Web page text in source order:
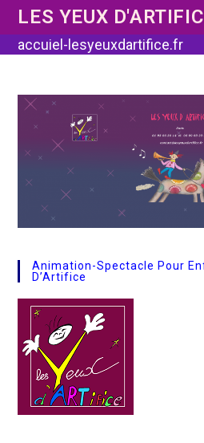
content
LES YEUX
accuiel-lesyeuxdartifice.fr
Animation-Spectacle Pour
D’Artifice